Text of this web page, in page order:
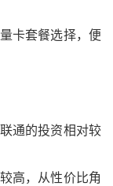
卡套餐选择，便
通的投资相对较
高，从性价比角